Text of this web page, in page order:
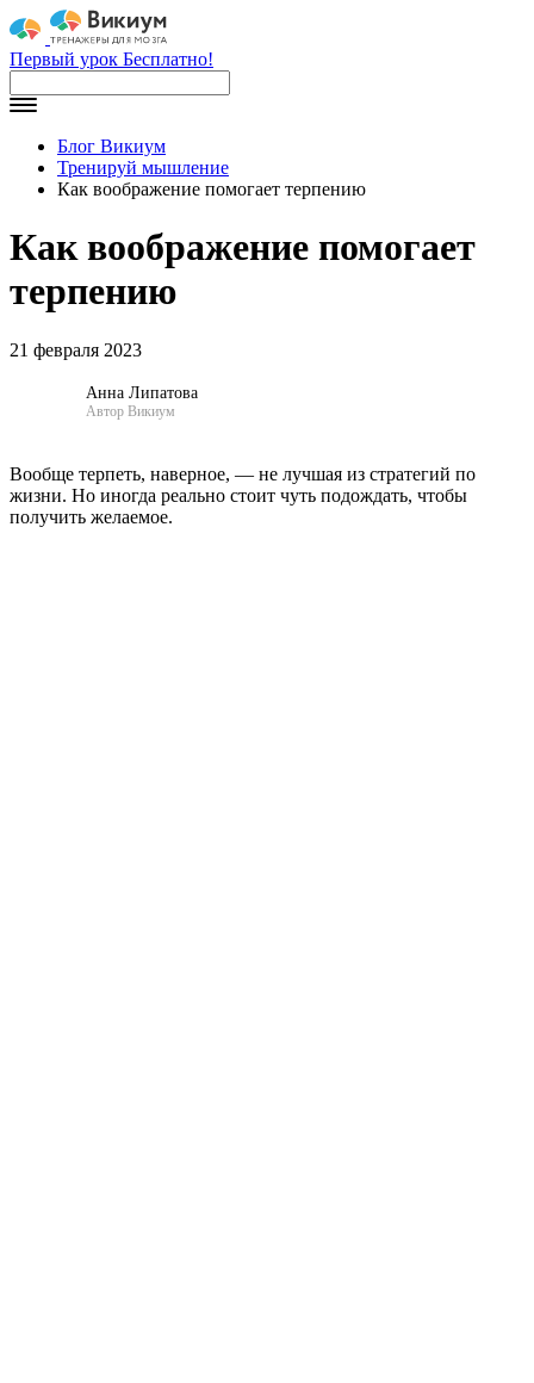
Первый урок Бесплатно!
Блог Викиум
Тренируй мышление
Как воображение помогает терпению
Как воображение помогает
терпению
21 февраля 2023
Анна Липатова
Автор Викиум
Вообще терпеть, наверное, — не лучшая из стратегий по
жизни. Но иногда реально стоит чуть подождать, чтобы
получить желаемое.